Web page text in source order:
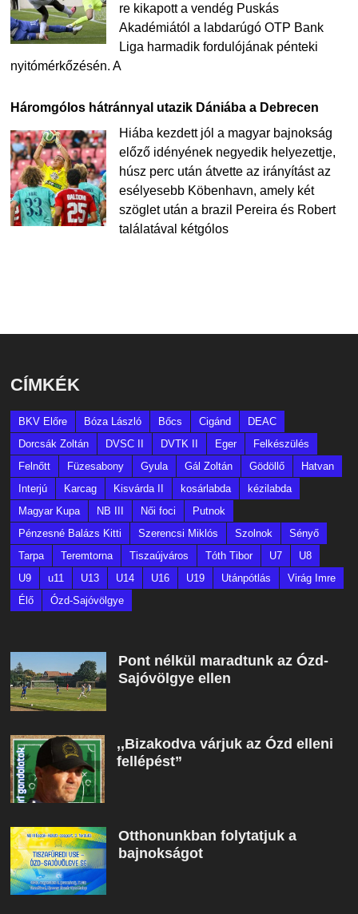
re kikapott a vendég Puskás
Akadémiától a labdarúgó OTP Bank
Liga harmadik fordulójának pénteki
nyitómérkőzésén. A
Háromgólos hátránnyal utazik Dániába a Debrecen
Hiába kezdett jól a magyar bajnokság
előző idényének negyedik helyezettje,
húsz perc után átvette az irányítást az
esélyesebb Köbenhavn, amely két
szöglet után a brazil Pereira és Robert
találatával kétgólos
CÍMKÉK
BKV Előre Bóza László Bőcs Cigánd
DEAC
Dorcsák Zoltán
DVSC II DVTK II Eger
Felkészülés
Felnőtt
Füzesabony Gyula Gál Zoltán Gödöllő
Hatvan
Interjú
Karcag Kisvárda II kosárlabda
kézilabda
Magyar Kupa
NB III Női foci
Putnok
Pénzesné Balázs Kitti
Szerencsi Miklós Szolnok
Sényő
Tarpa
Teremtorna Tiszaújváros Tóth Tibor U7
U8
U9
u11 U13 U14 U16 U19 Utánpótlás
Virág Imre
Élő
Ózd-Sajóvölgye
Pont nélkül maradtunk az Ózd-
Sajóvölgye ellen
,,Bizakodva várjuk az Ózd elleni
fellépést”
Otthonunkban folytatjuk a
bajnokságot